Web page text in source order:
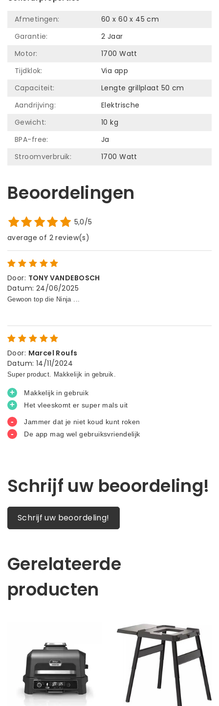
Afmetingen:
60 x 60 x 45 cm
Garantie:
2 Jaar
Motor:
1700 Watt
Tijdklok:
Via app
Capaciteit:
Lengte grillplaat 50 cm
Aandrijving:
Elektrische
Gewicht:
10 kg
BPA-free:
Ja
Stroomverbruik:
1700 Watt
Beoordelingen
5,0/5
average of 2 review(s)
Door: TONY VANDEBOSCH
Datum: 24/06/2025
Door: Marcel Roufs
Datum: 14/11/2024
Schrijf uw beoordeling!
Schrijf uw beoordeling!
Gerelateerde
producten